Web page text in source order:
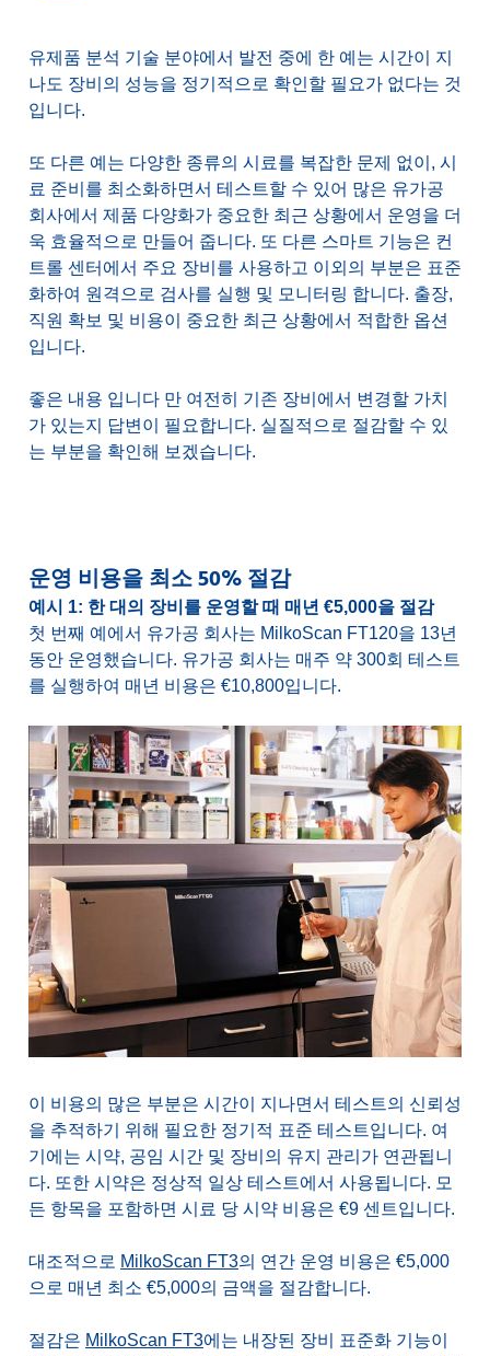
유제품 분석 기술 분야에서 발전 중에 한 예는 시간이 지
나도 장비의 성능을 정기적으로 확인할 필요가 없다는 것
입니다.
또 다른 예는 다양한 종류의 시료를 복잡한 문제 없이, 시
료 준비를 최소화하면서 테스트할 수 있어 많은 유가공
회사에서 제품 다양화가 중요한 최근 상황에서 운영을 더
욱 효율적으로 만들어 줍니다. 또 다른 스마트 기능은 컨
트롤 센터에서 주요 장비를 사용하고 이외의 부분은 표준
화하여 원격으로 검사를 실행 및 모니터링 합니다. 출장,
직원 확보 및 비용이 중요한 최근 상황에서 적합한 옵션
입니다.
좋은 내용 입니다 만 여전히 기존 장비에서 변경할 가치
가 있는지 답변이 필요합니다. 실질적으로 절감할 수 있
는 부분을 확인해 보겠습니다.
운영 비용을 최소 50% 절감
예시 1: 한 대의 장비를 운영할 때 매년 €5,000을 절감
첫 번째 예에서 유가공 회사는 MilkoScan FT120을 13년
동안 운영했습니다. 유가공 회사는 매주 약 300회 테스트
를 실행하여 매년 비용은 €10,800입니다.
이 비용의 많은 부분은 시간이 지나면서 테스트의 신뢰성
을 추적하기 위해 필요한 정기적 표준 테스트입니다. 여
기에는 시약, 공임 시간 및 장비의 유지 관리가 연관됩니
다. 또한 시약은 정상적 일상 테스트에서 사용됩니다. 모
든 항목을 포함하면 시료 당 시약 비용은 €9 센트입니다.
대조적으로 MilkoScan FT3의 연간 운영 비용은 €5,000
으로 매년 최소 €5,000의 금액을 절감합니다.
절감은 MilkoScan FT3에는 내장된 장비 표준화 기능이